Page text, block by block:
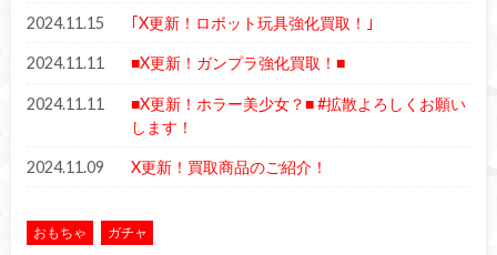
2024.11.15 ｢X更新！ロボット玩具強化買取！｣
2024.11.11 ■X更新！ガンプラ強化買取！■
2024.11.11
■X更新！ホラー美少女？■ #拡散よろしくお願い
します！
2024.11.09 X更新！買取商品のご紹介！
おもちゃ ガチャ